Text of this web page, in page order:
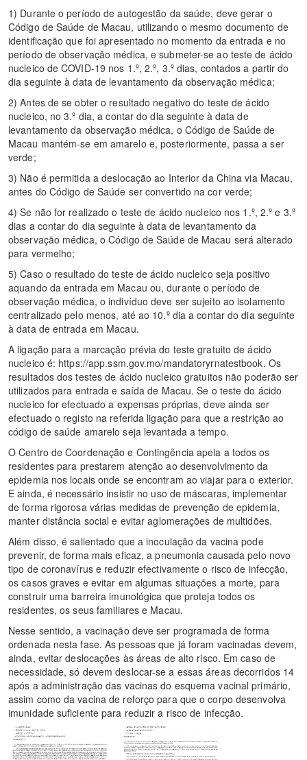
1) Durante o período de autogestão da saúde, deve gerar o
Código de Saúde de Macau, utilizando o mesmo documento de
identificação que foi apresentado no momento da entrada e no
período de observação médica, e submeter-se ao teste de ácido
nucleico de COVID-19 nos 1.º, 2.º, 3.º dias, contados a partir do
dia seguinte à data de levantamento da observação médica;
2) Antes de se obter o resultado negativo do teste de ácido
nucleico, no 3.º dia, a contar do dia seguinte à data de
levantamento da observação médica, o Código de Saúde de
Macau mantém-se em amarelo e, posteriormente, passa a ser
verde;
3) Não é permitida a deslocação ao Interior da China via Macau,
antes do Código de Saúde ser convertido na cor verde;
4) Se não for realizado o teste de ácido nucleico nos 1.º, 2.º e 3.º
dias a contar do dia seguinte à data de levantamento da
observação médica, o Código de Saúde de Macau será alterado
para vermelho;
5) Caso o resultado do teste de ácido nucleico seja positivo
aquando da entrada em Macau ou, durante o período de
observação médica, o indivíduo deve ser sujeito ao isolamento
centralizado pelo menos, até ao 10.º dia a contar do dia seguinte
à data de entrada em Macau.
A ligação para a marcação prévia do teste gratuito de ácido
nucleico é: https://app.ssm.gov.mo/mandatoryrnatestbook. Os
resultados dos testes de ácido nucleico gratuitos não poderão ser
utilizados para entrada e saída de Macau. Se o teste do ácido
nucleico for efectuado a expensas próprias, deve ainda ser
efectuado o registo na referida ligação para que a restrição ao
código de saúde amarelo seja levantada a tempo.
O Centro de Coordenação e Contingência apela a todos os
residentes para prestarem atenção ao desenvolvimento da
epidemia nos locais onde se encontram ao viajar para o exterior.
E ainda, é necessário insistir no uso de máscaras, implementar
de forma rigorosa várias medidas de prevenção de epidemia,
manter distância social e evitar aglomerações de multidões.
Além disso, é salientado que a inoculação da vacina pode
prevenir, de forma mais eficaz, a pneumonia causada pelo novo
tipo de coronavírus e reduzir efectivamente o risco de infecção,
os casos graves e evitar em algumas situações a morte, para
construir uma barreira imunológica que proteja todos os
residentes, os seus familiares e Macau.
Nesse sentido, a vacinação deve ser programada de forma
ordenada nesta fase. As pessoas que já foram vacinadas devem,
ainda, evitar deslocações às áreas de alto risco. Em caso de
necessidade, só devem deslocar-se a essas áreas decorridos 14
após a administração das vacinas do esquema vacinal primário,
assim como da vacina de reforço para que o corpo desenvolva
imunidade suficiente para reduzir a risco de infecção.